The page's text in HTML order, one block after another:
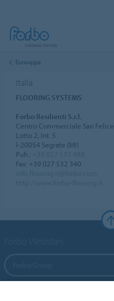
Eurooppa
Italia
FLOORING SYSTEMS
Forbo Resilienti S.r.l.
Centro Commerciale San Felice
Lotto 2, Int. 5
I-20054 Segrate (MI)
Puh.:
Fax: +39 027 532 340